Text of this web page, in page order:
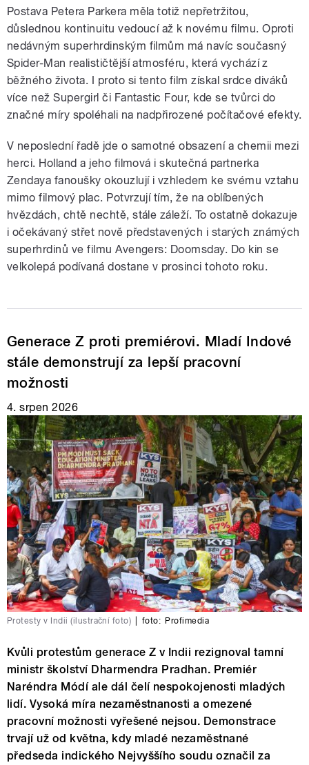
Postava Petera Parkera měla totiž nepřetržitou,
důslednou kontinuitu vedoucí až k novému filmu. Oproti
nedávným superhrdinským filmům má navíc současný
Spider-Man realističtější atmosféru, která vychází z
běžného života. I proto si tento film získal srdce diváků
více než Supergirl či Fantastic Four, kde se tvůrci do
značné míry spoléhali na nadpřirozené počítačové efekty.
V neposlední řadě jde o samotné obsazení a chemii mezi
herci. Holland a jeho filmová i skutečná partnerka
Zendaya fanoušky okouzlují i vzhledem ke svému vztahu
mimo filmový plac. Potvrzují tím, že na oblíbených
hvězdách, chtě nechtě, stále záleží. To ostatně dokazuje
i očekávaný střet nově představených i starých známých
superhrdinů ve filmu Avengers: Doomsday. Do kin se
velkolepá podívaná dostane v prosinci tohoto roku.
Generace Z proti premiérovi. Mladí Indové
stále demonstrují za lepší pracovní
možnosti
4. srpen 2026
Protesty v Indii (ilustrační foto) foto: Profimedia
Kvůli protestům generace Z v Indii rezignoval tamní
ministr školství Dharmendra Pradhan. Premiér
Naréndra Módí ale dál čelí nespokojenosti mladých
lidí. Vysoká míra nezaměstnanosti a omezené
pracovní možnosti vyřešené nejsou. Demonstrace
trvají už od května, kdy mladé nezaměstnané
předseda indického Nejvyššího soudu označil za